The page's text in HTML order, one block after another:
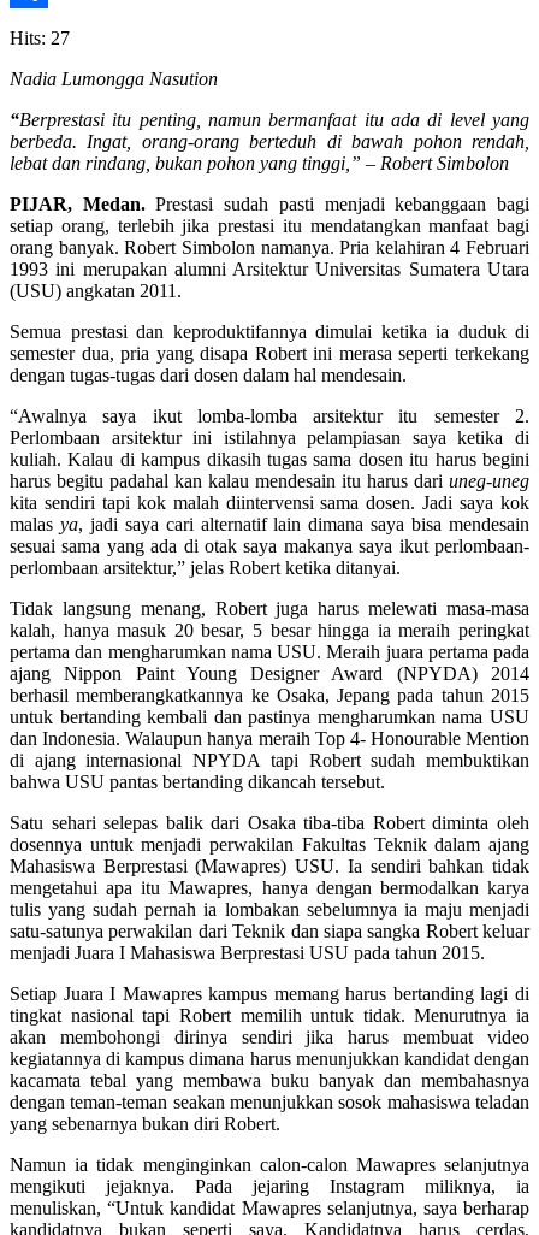
Share
Hits: 27
Nadia Lumongga Nasution
“Berprestasi itu penting, namunbermanfaat itu ada di level yang
berbeda. Ingat, orang-orang berteduh di bawah pohon rendah,
lebat dan rindang, bukan pohon yang tinggi,” – Robert Simbolon
PIJAR, Medan.Prestasi sudah pasti menjadi kebanggaan bagi
setiap orang, terlebih jika prestasi itu mendatangkan manfaat bagi
orang banyak. Robert Simbolon namanya. Pria kelahiran 4 Februari
1993 ini merupakan alumni Arsitektur Universitas Sumatera Utara
(USU) angkatan 2011.
Semua prestasi dan keproduktifannya dimulai ketika ia duduk di
semester dua, pria yang disapa Robert ini merasa seperti terkekang
dengan tugas-tugas dari dosen dalam hal mendesain.
“Awalnya saya ikut lomba-lomba arsitektur itu semester 2.
Perlombaan arsitektur ini istilahnya pelampiasan saya ketika di
kuliah. Kalau di kampus dikasih tugas sama dosen itu harus begini
harus begitu padahal kan kalau mendesain itu harus dari uneg-uneg
kita sendiri tapi kok malah diintervensi sama dosen. Jadi saya kok
malas ya, jadi saya cari alternatif lain dimana saya bisa mendesain
sesuai sama yang ada di otak saya makanya saya ikut perlombaan-
perlombaan arsitektur,” jelas Robert ketika ditanyai.
Tidak langsung menang, Robert juga harus melewati masa-masa
kalah, hanya masuk 20 besar, 5 besar hingga ia meraih peringkat
pertama dan mengharumkan nama USU. Meraih juara pertama pada
ajang Nippon Paint Young Designer Award (NPYDA) 2014
berhasil memberangkatkannya ke Osaka, Jepang pada tahun 2015
untuk bertanding kembali dan pastinya mengharumkan nama USU
dan Indonesia. Walaupun hanya meraih Top 4- Honourable Mention
di ajang internasional NPYDA tapi Robert sudah membuktikan
bahwa USU pantas bertanding dikancah tersebut.
Satu sehari selepas balik dari Osaka tiba-tiba Robert diminta oleh
dosennya untuk menjadi perwakilan Fakultas Teknik dalam ajang
Mahasiswa Berprestasi (Mawapres) USU. Ia sendiri bahkan tidak
mengetahui apa itu Mawapres, hanya dengan bermodalkan karya
tulis yang sudah pernah ia lombakan sebelumnya ia maju menjadi
satu-satunya perwakilan dari Teknik dan siapa sangka Robert keluar
menjadi Juara I Mahasiswa Berprestasi USU pada tahun 2015.
Setiap Juara I Mawapres kampus memang harus bertanding lagi di
tingkat nasional tapi Robert memilih untuk tidak. Menurutnya ia
akan membohongi dirinya sendiri jika harus membuat video
kegiatannya di kampus dimana harus menunjukkan kandidat dengan
kacamata tebal yang membawa buku banyak dan membahasnya
dengan teman-teman seakan menunjukkan sosok mahasiswa teladan
yang sebenarnya bukan diri Robert.
Namun ia tidak menginginkan calon-calon Mawapres selanjutnya
mengikuti jejaknya. Pada jejaring Instagram miliknya, ia
menuliskan, “Untuk kandidat Mawapres selanjutnya, saya berharap
kandidatnya bukan seperti saya. Kandidatnya harus cerdas,